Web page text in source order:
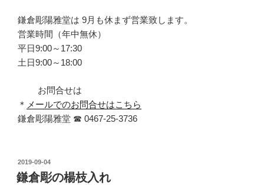
鎌倉彫陽雅堂は 9月も休まず営業致します。
営業時間（年中無休）
平日9:00～17:30
土日9:00～18:00
お問合せは
＊ メールでのお問合せはこちら
鎌倉彫陽雅堂 ☎ 0467‐25‐3736
投
稿
日:
2019-09-04
鎌倉彫の楊枝入れ